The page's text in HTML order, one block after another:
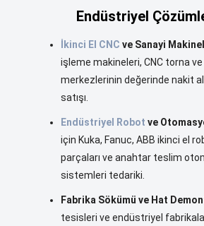
Endüstriyel
İkinci El CNC ve Sanayi
işleme makineleri, CNC torna
merkezlerinin değerinde nakit
satışı.
Endüstriyel Robot ve
için Kuka, Fanuc, ABB ikinci el
parçaları ve anahtar teslim
sistemleri tedariki.
Fabrika Sökümü ve Hat
tesisleri ve endüstriyel